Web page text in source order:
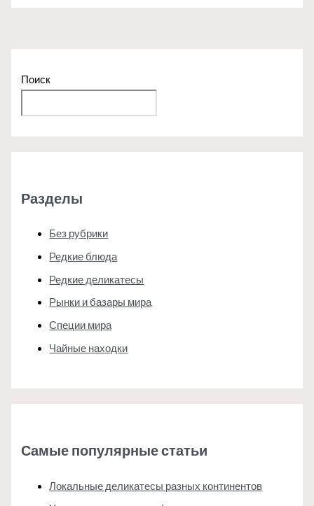
Поиск
Разделы
Без рубрики
Редкие блюда
Редкие деликатесы
Рынки и базары мира
Специи мира
Чайные находки
Самые популярные статьи
Локальные деликатесы разных континентов